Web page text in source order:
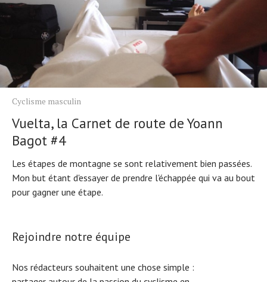
Cyclisme masculin
Vuelta, la Carnet de route de Yoann
Bagot #4
Les étapes de montagne se sont relativement bien passées.
Mon but étant d'essayer de prendre l'échappée qui va au bout
pour gagner une étape.
Rejoindre notre équipe
Nos rédacteurs souhaitent une chose simple :